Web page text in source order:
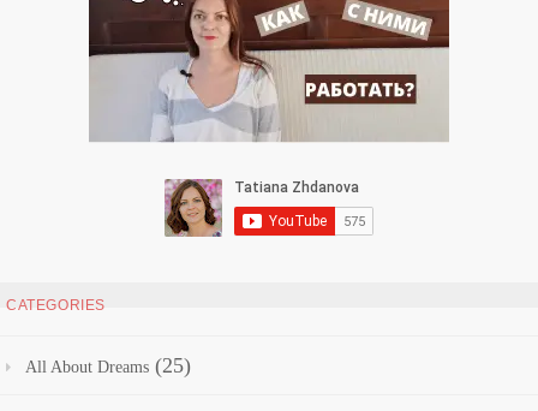
CATEGORIES
All About Dreams (25)